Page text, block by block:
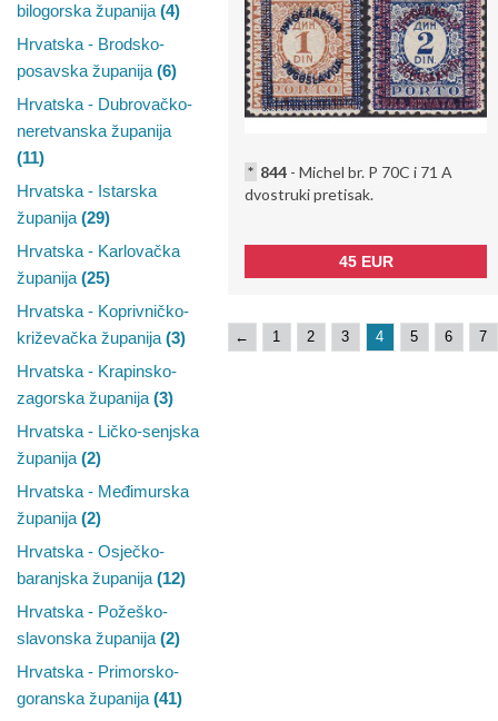
bilogorska županija (4)
Hrvatska - Brodsko-
posavska županija (6)
Hrvatska - Dubrovačko-
neretvanska županija
(11)
Hrvatska - Istarska
županija (29)
Hrvatska - Karlovačka
županija (25)
Hrvatska - Koprivničko-
križevačka županija (3)
Hrvatska - Krapinsko-
zagorska županija (3)
Hrvatska - Ličko-senjska
županija (2)
Hrvatska - Međimurska
županija (2)
Hrvatska - Osječko-
baranjska županija (12)
Hrvatska - Požeško-
slavonska županija (2)
Hrvatska - Primorsko-
goranska županija (41)
* 844 - Michel br. P 70C i 71 A
dvostruki pretisak.
45 EUR
← 1 2 3 4 5 6 7